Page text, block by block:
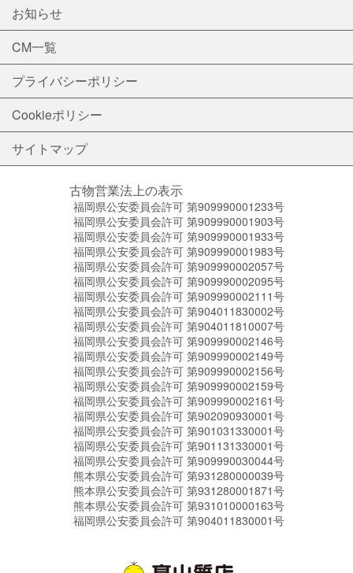
お知らせ
CM一覧
プライバシーポリシー
Cookieポリシー
サイトマップ
古物営業法上の表示
福岡県公安委員会許可 第909990001233号
福岡県公安委員会許可 第909990001903号
福岡県公安委員会許可 第909990001933号
福岡県公安委員会許可 第909990001983号
福岡県公安委員会許可 第909990002057号
福岡県公安委員会許可 第909990002095号
福岡県公安委員会許可 第909990002111号
福岡県公安委員会許可 第904011830002号
福岡県公安委員会許可 第904011810007号
福岡県公安委員会許可 第909990002146号
福岡県公安委員会許可 第909990002149号
福岡県公安委員会許可 第909990002156号
福岡県公安委員会許可 第909990002159号
福岡県公安委員会許可 第909990002161号
福岡県公安委員会許可 第902090930001号
福岡県公安委員会許可 第901031330001号
福岡県公安委員会許可 第901131330001号
福岡県公安委員会許可 第909990030044号
熊本県公安委員会許可 第931280000039号
熊本県公安委員会許可 第931280001871号
熊本県公安委員会許可 第931010000163号
福岡県公安委員会許可 第904011830001号